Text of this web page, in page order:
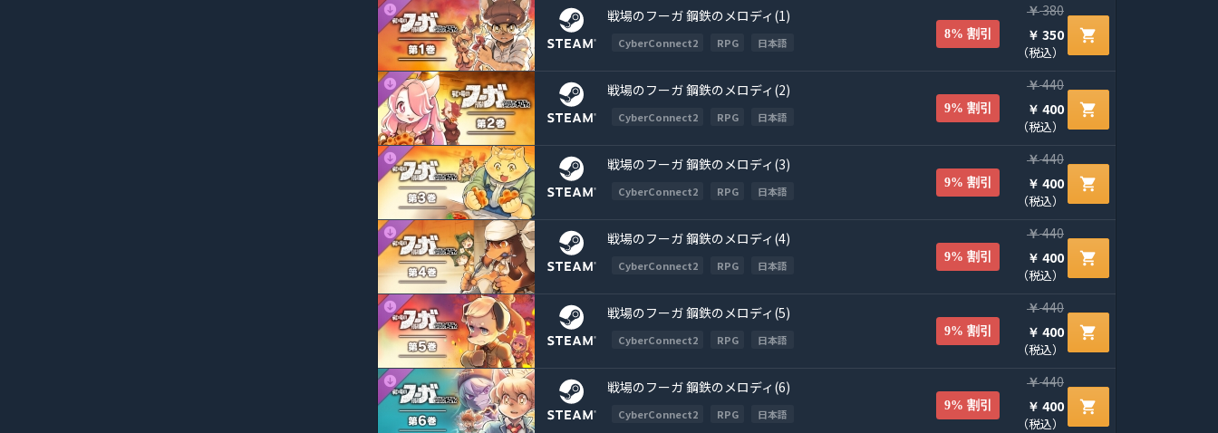
戦場のフーガ 鋼鉄のメロディ(1)
CyberConnect2 RPG 日本語
8% 割引
￥380
￥ 350
（税込）
shopping_cart
戦場のフーガ 鋼鉄のメロディ(2)
CyberConnect2 RPG 日本語
9% 割引
￥440
￥ 400
（税込）
shopping_cart
戦場のフーガ 鋼鉄のメロディ(3)
CyberConnect2 RPG 日本語
9% 割引
￥440
￥ 400
（税込）
shopping_cart
戦場のフーガ 鋼鉄のメロディ(4)
CyberConnect2 RPG 日本語
9% 割引
￥440
￥ 400
（税込）
shopping_cart
戦場のフーガ 鋼鉄のメロディ(5)
CyberConnect2 RPG 日本語
9% 割引
￥440
￥ 400
（税込）
shopping_cart
戦場のフーガ 鋼鉄のメロディ(6)
CyberConnect2 RPG 日本語
9% 割引
￥440
￥ 400
（税込）
shopping_cart